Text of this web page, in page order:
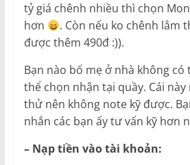
tỷ giá chênh nhiều thì chọn
hơn
. Còn nếu ko chênh lắm
được thêm 490đ :)).
Bạn nào bố mẹ ở nhà không có
thể chọn nhận tại quầy. Cái
thử nên không note kỹ được.
nhắn các bạn ấy tư vấn kỹ hơn
– Nạp tiền vào tài khoản: